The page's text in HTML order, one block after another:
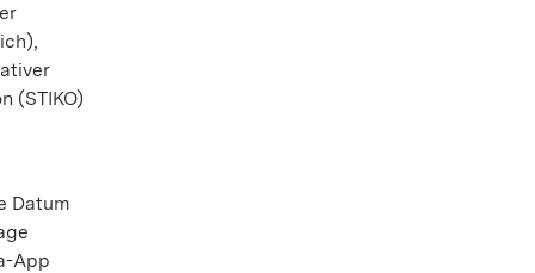
(STIKO)
Datum
App